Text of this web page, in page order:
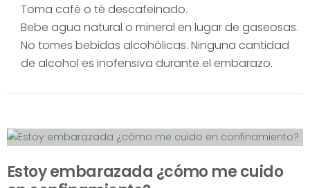
Toma café o té descafeinado.
Bebe agua natural o mineral en lugar de gaseosas.
No tomes bebidas alcohólicas. Ninguna cantidad
de alcohol es inofensiva durante el embarazo.
Estoy embarazada ¿cómo me cuido